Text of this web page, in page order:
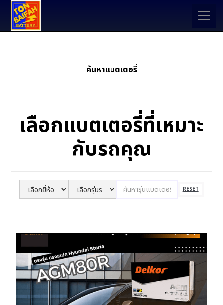
ค้นหาเเบตเตอรี่
เลือกแบตเตอรี่ที่เหมาะ
กับรถคุณ
RESET